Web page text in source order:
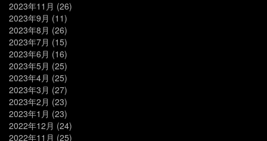
2023年11月 (26)
2023年9月 (11)
2023年8月 (26)
2023年7月 (15)
2023年6月 (16)
2023年5月 (25)
2023年4月 (25)
2023年3月 (27)
2023年2月 (23)
2023年1月 (23)
2022年12月 (24)
2022年11月 (25)